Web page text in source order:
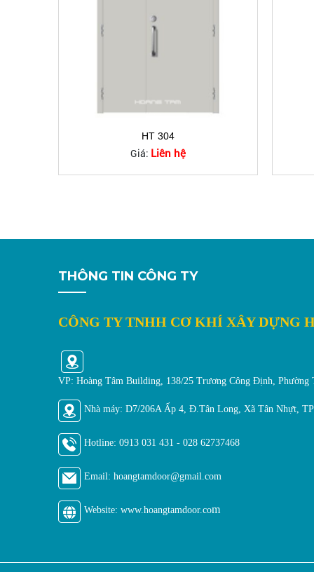
HT 304
Giá: Liên hệ
THÔNG TIN CÔNG TY
CÔNG TY TNHH CƠ KHÍ XÂY DỰNG
VP: Hoàng Tâm Building, 138/25 Trương Công Định, Phường
Nhà máy: D7/206A Ấp 4, Đ.Tân Long, Xã Tân Nhựt,
Hotline: 0913 031 431 - 028 62737468
Email: hoangtamdoor@gmail.com
Website: www.hoangtamdoor.com